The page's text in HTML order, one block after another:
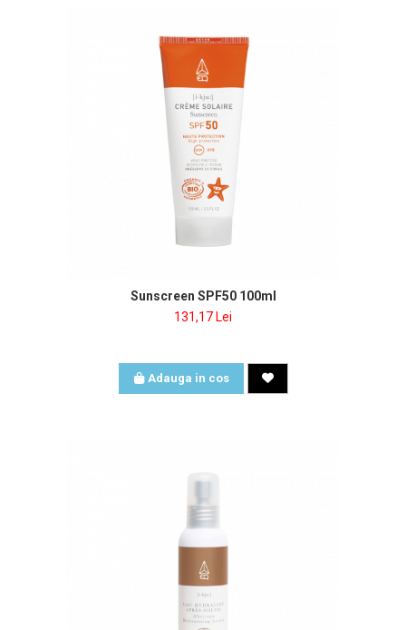
Sunscreen SPF50 100ml
131,17 Lei
Adauga in cos